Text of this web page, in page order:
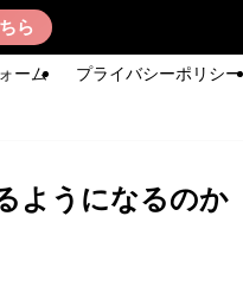
ら
ーム プライバシーポリシー
ようになるのか